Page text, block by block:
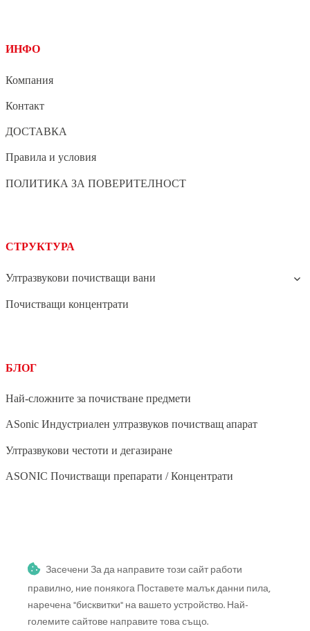
ИНФО
Компания
Контакт
ДОСТАВКА
Правила и условия
ПОЛИТИКА ЗА ПОВЕРИТЕЛНОСТ
СТРУКТУРА
Ултразвукови почистващи вани
Почистващи концентрати
БЛОГ
Най-сложните за почистване предмети
ASonic Индустриален ултразвуков почистващ апарат
Ултразвукови честоти и дегазиране
ASONIC Почистващи препарати / Концентрати
Ултразвуково почистване на зеленчуци и плодове
Ултразвуково почистване на четки за грим
Ултразвуково почистване на стоматологични инструменти
Засечени За да направите този сайт работи
правилно, ние понякога Поставете малък данни пила,
наречена "бисквитки" на вашето устройство. Най-
големите сайтове направите това също.